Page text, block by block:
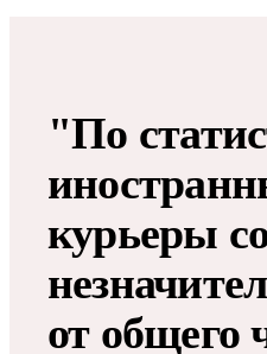
"По
курьеры
от общего